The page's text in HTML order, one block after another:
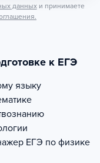
данных и принимаете
к ЕГЭ
языку
ЕГЭ по физике